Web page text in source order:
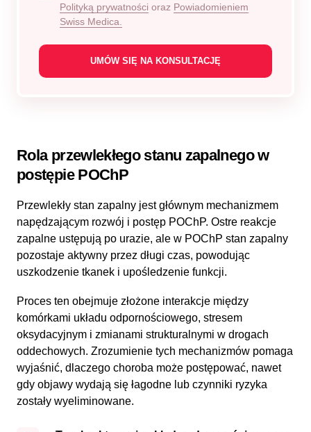
Polityką prywatności oraz Powiadomieniem
Swiss Medica.
Rola przewlekłego stanu zapalnego w
postępie POChP
Przewlekły stan zapalny jest głównym mechanizmem
napędzającym rozwój i postęp POChP. Ostre reakcje
zapalne ustępują po urazie, ale w POChP stan zapalny
pozostaje aktywny przez długi czas, powodując
uszkodzenie tkanek i upośledzenie funkcji.
Proces ten obejmuje złożone interakcje między
komórkami układu odpornościowego, stresem
oksydacyjnym i zmianami strukturalnymi w drogach
oddechowych. Zrozumienie tych mechanizmów pomaga
wyjaśnić, dlaczego choroba może postępować, nawet
gdy objawy wydają się łagodne lub czynniki ryzyka
zostały wyeliminowane.